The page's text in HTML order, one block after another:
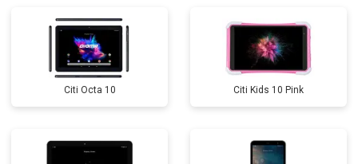
Citi Octa 10 Citi Kids 10 Pink